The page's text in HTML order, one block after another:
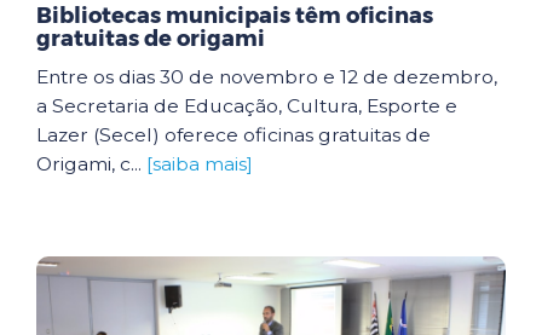
Bibliotecas municipais têm oficinas
gratuitas de origami
Entre os dias 30 de novembro e 12 de dezembro,
a Secretaria de Educação, Cultura, Esporte e
Lazer (Secel) oferece oficinas gratuitas de
Origami, c... [saiba mais]